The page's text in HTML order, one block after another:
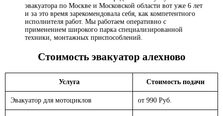
эвакуатора по Москве и Московской области вот уже 6 лет
и за это время зарекомендовала себя, как компетентного
исполнителя работ. Мы работаем оперативно с
применением широкого парка специализированной
техники, монтажных приспособлений.
Стоимость эвакуатор алехново
Услуга Стоимость подачи
Эвакуатор для мотоциклов от 990 Руб.